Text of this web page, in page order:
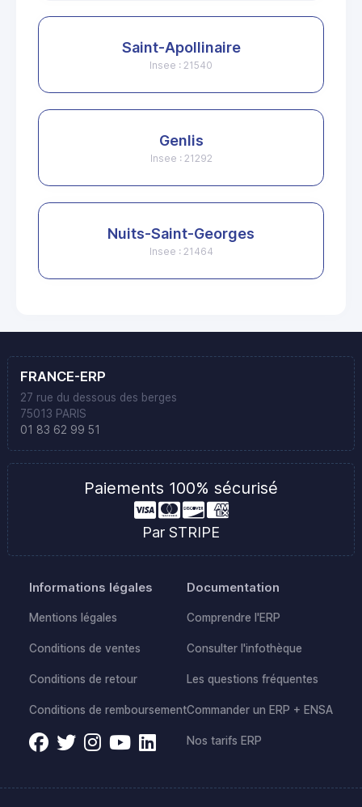
Saint-Apollinaire
Insee : 21540
Genlis
Insee : 21292
Nuits-Saint-Georges
Insee : 21464
FRANCE-ERP
27 rue du dessous des berges
75013 PARIS
01 83 62 99 51
Paiements 100% sécurisé
Par STRIPE
Informations légales
Mentions légales
Conditions de ventes
Conditions de retour
Conditions de remboursement
Documentation
Comprendre l'ERP
Consulter l'infothèque
Les questions fréquentes
Commander un ERP + ENSA
Nos tarifs ERP